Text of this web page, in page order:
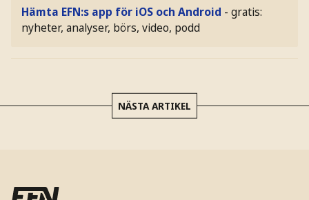
Hämta EFN:s app för iOS och Android - gratis:
nyheter, analyser, börs, video, podd
NÄSTA ARTIKEL